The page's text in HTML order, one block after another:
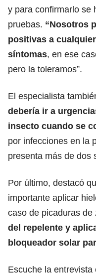
y para confirmarlo se
pruebas. “Nosotros
positivas a
síntomas, en ese
pero la toleramos”.
El especialista
debería ir a
insecto cuando se
por infecciones en la
presenta más de dos
Por último, destacó
importante aplicar
caso de picaduras de
del repelente y
bloqueador solar
Escuche la